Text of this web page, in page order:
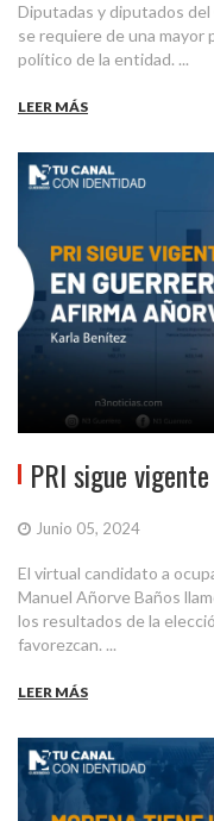
Diputadas y diputados
se requiere de una mayor
político de la entidad. ...
LEER MÁS
PRI sigue
Junio 05, 2024
El virtual candidato a
Manuel Añorve Baños
los resultados de la
favorezcan. ...
LEER MÁS